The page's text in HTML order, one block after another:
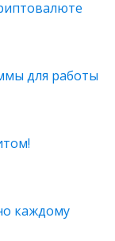
для работы
каждому